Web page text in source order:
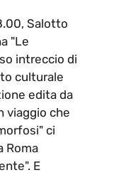
Salotto
"Le
intreccio di
culturale
edita da
viaggio che
ci
Roma
E